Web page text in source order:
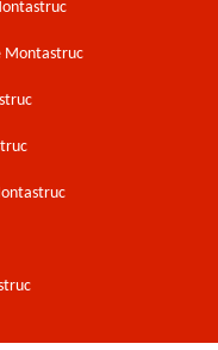
Montastruc